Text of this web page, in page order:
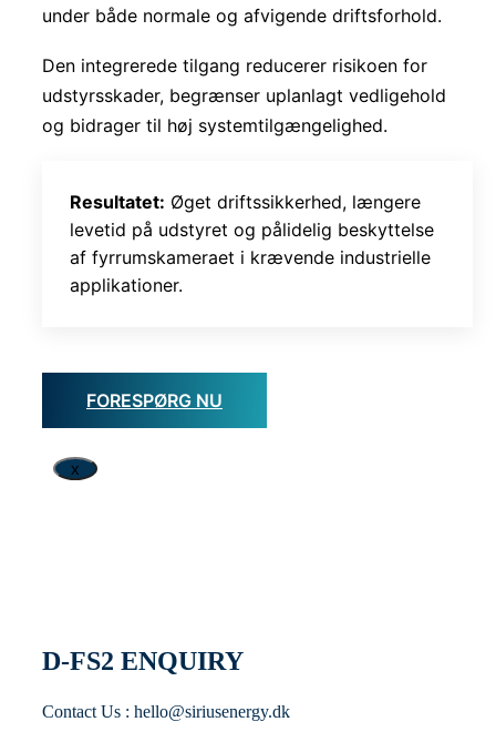
under både normale og afvigende driftsforhold.
Den integrerede tilgang reducerer risikoen for
udstyrsskader, begrænser uplanlagt vedligehold
og bidrager til høj systemtilgængelighed.
Resultatet: Øget driftssikkerhed, længere
levetid på udstyret og pålidelig beskyttelse
af fyrrumskameraet i krævende industrielle
applikationer.
FORESPØRG NU
x
D-FS2 ENQUIRY
Contact Us : hello@siriusenergy.dk